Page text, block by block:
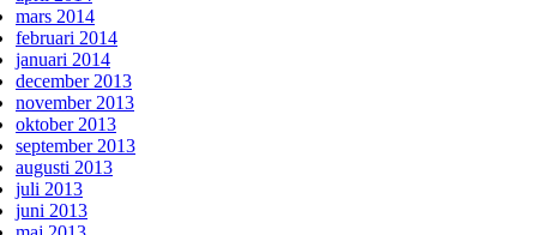
mars 2014
februari 2014
januari 2014
december 2013
november 2013
oktober 2013
september 2013
augusti 2013
juli 2013
juni 2013